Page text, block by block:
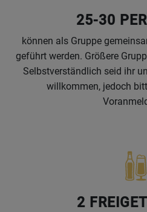
25-30
können als Gruppe
geführt werden. Größere
Selbstverständlich seid ihr
willkommen, jedoch
2